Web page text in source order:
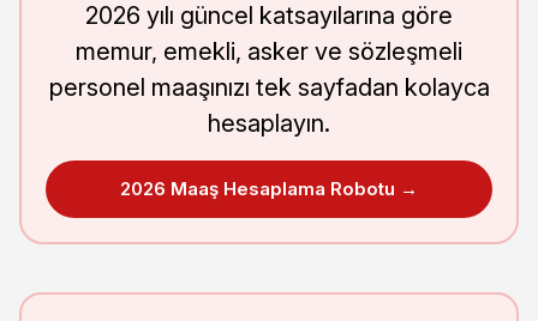
2026 yılı güncel katsayılarına göre
memur, emekli, asker ve sözleşmeli
personel maaşınızı tek sayfadan kolayca
hesaplayın.
2026 Maaş Hesaplama Robotu →